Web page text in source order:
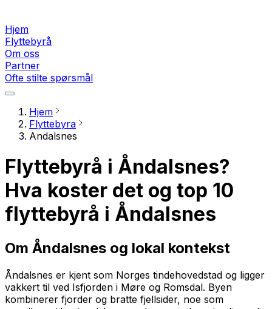
Hjem
Flyttebyrå
Om oss
Partner
Ofte stilte spørsmål
Hjem
Flyttebyra
Andalsnes
Flyttebyrå i Åndalsnes?
Hva koster det og top 10
flyttebyrå i Åndalsnes
Om Åndalsnes og lokal kontekst
Åndalsnes er kjent som Norges tindehovedstad og ligger
vakkert til ved Isfjorden i Møre og Romsdal. Byen
kombinerer fjorder og bratte fjellsider, noe som